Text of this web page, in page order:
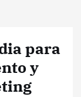
para
y